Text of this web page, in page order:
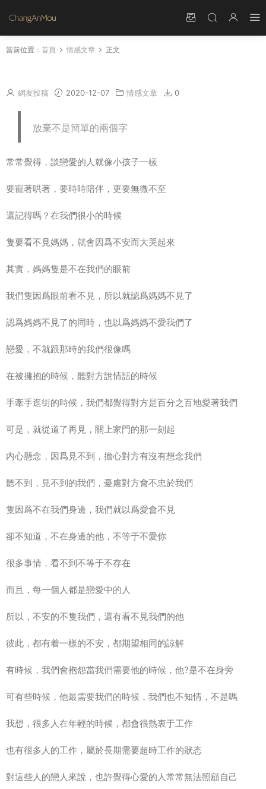
當前位置： 首頁 情感文章 正文
網友投稿 2020-12-07 情感文章 0
放棄不是簡單的兩個字
常常覺得， 談戀愛的人就像小孩子一樣
要寵著哄著，要時時陪伴，更要無微不至
還記得嗎？在我們很小的時候
隻要看不見媽媽 ，就會因爲不安而大哭起來
其實，媽媽隻是不在我們的眼前
我們隻因爲眼前看不見，所以就認爲媽媽不見了
認爲媽媽不見了的同時，也以爲媽媽不愛我們了
戀愛，不就跟那時的我們很像嗎
在被擁抱的時候，聽對方說情話的時候
手牽手逛街的時候，我們都覺得對方是百分之百地愛著我們
可是，就從道了再見，關上家門的那一刻起
内心懸念，因爲見不到，擔心對方有沒有想念我們
聽不到，見不到的我們，憂慮對方會不忠於我們
隻因爲不在我們身邊，我們就以爲愛會不見
卻不知道，不在身邊的他，不等于不愛你
很多事情，看不到不等于不存在
而且，每一個人都是戀愛中的人
所以，不安的不隻我們，還有看不見我們的他
彼此，都有着一樣的不安，都期望相同的諒解
有時候，我們會抱怨當我們需要他的時候，他?是不在身旁
可有些時候，他最需要我們的時候，我們也不知情，不是嗎
我想，很多人在年輕的時候，都會很熱衷于工作
也有很多人的工作，屬於長期需要超時工作的狀态
對這些人的戀人來說，也許覺得心愛的人常常無法照顧自己